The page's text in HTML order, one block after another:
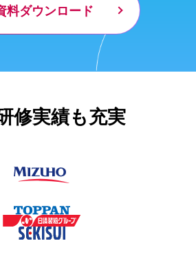
料ダウンロード
修実績も充実